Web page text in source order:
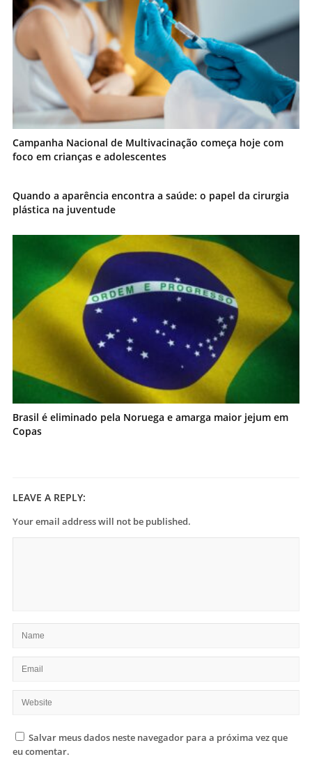
Campanha Nacional de Multivacinação começa hoje com
foco em crianças e adolescentes
Quando a aparência encontra a saúde: o papel da cirurgia
plástica na juventude
Brasil é eliminado pela Noruega e amarga maior jejum em
Copas
LEAVE A REPLY:
Your email address will not be published.
Salvar meus dados neste navegador para a próxima vez que
eu comentar.